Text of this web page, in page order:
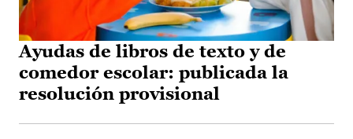
Ayudas de libros de texto y de
comedor escolar: publicada la
resolución provisional